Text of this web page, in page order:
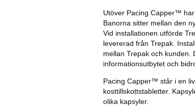
Utöver Pacing Capper™
Banorna sitter mellan den
Vid installationen utförde
levererad från Trepak.
mellan Trepak och kunden.
informationsutbytet och
Pacing Capper™ står i en
kosttillskottstabletter.
olika kapsyler.